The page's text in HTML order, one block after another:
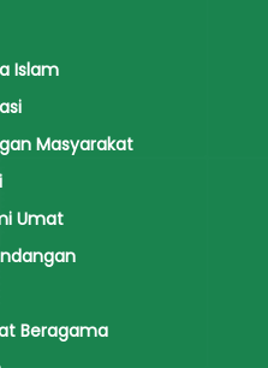
Islam
Masyarakat
Umat
Beragama